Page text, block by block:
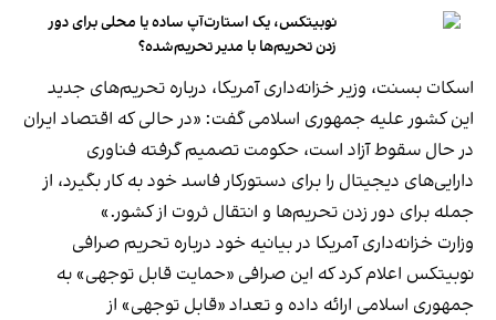
نوبیتکس، یک استارت‌آپ ساده یا محلی برای دور
زدن تحریم‌ها با مدیر تحریم‌شده؟
اسکات بسنت، وزیر خزانه‌داری آمریکا، درباره تحریم‌های جدید
این کشور علیه جمهوری اسلامی گفت: «در حالی که اقتصاد ایران
در حال سقوط آزاد است، حکومت تصمیم گرفته فناوری
دارایی‌های دیجیتال را برای دستورکار فاسد خود به کار بگیرد، از
جمله برای دور زدن تحریم‌ها و انتقال ثروت از کشور.»
وزارت خزانه‌داری آمریکا در بیانیه خود درباره تحریم صرافی
نوبیتکس اعلام کرد که این صرافی «حمایت قابل توجهی» به
جمهوری اسلامی ارائه داده و تعداد «قابل توجهی» از